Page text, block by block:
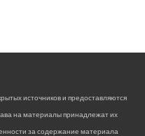
источников и предоставляются
на материалы принадлежат их
за содержание материала